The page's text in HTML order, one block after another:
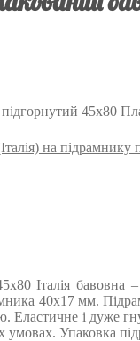
45х80
на підрамнику
Італія
40х17 мм.
Еластичне і дуже
Упаковка